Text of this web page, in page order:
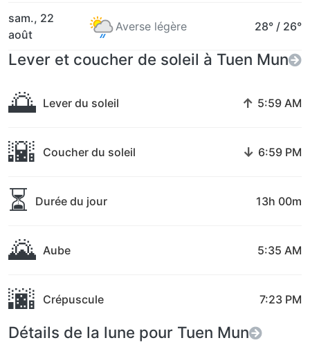
sam., 22
août
Averse légère 28° / 26°
Lever et coucher de soleil à Tuen Mun
🌅 Lever du soleil ↑ 5:59 AM
🌇 Coucher du soleil ↓ 6:59 PM
⏳ Durée du jour 13h 00m
🌄 Aube 5:35 AM
🌆 Crépuscule 7:23 PM
Détails de la lune pour Tuen Mun